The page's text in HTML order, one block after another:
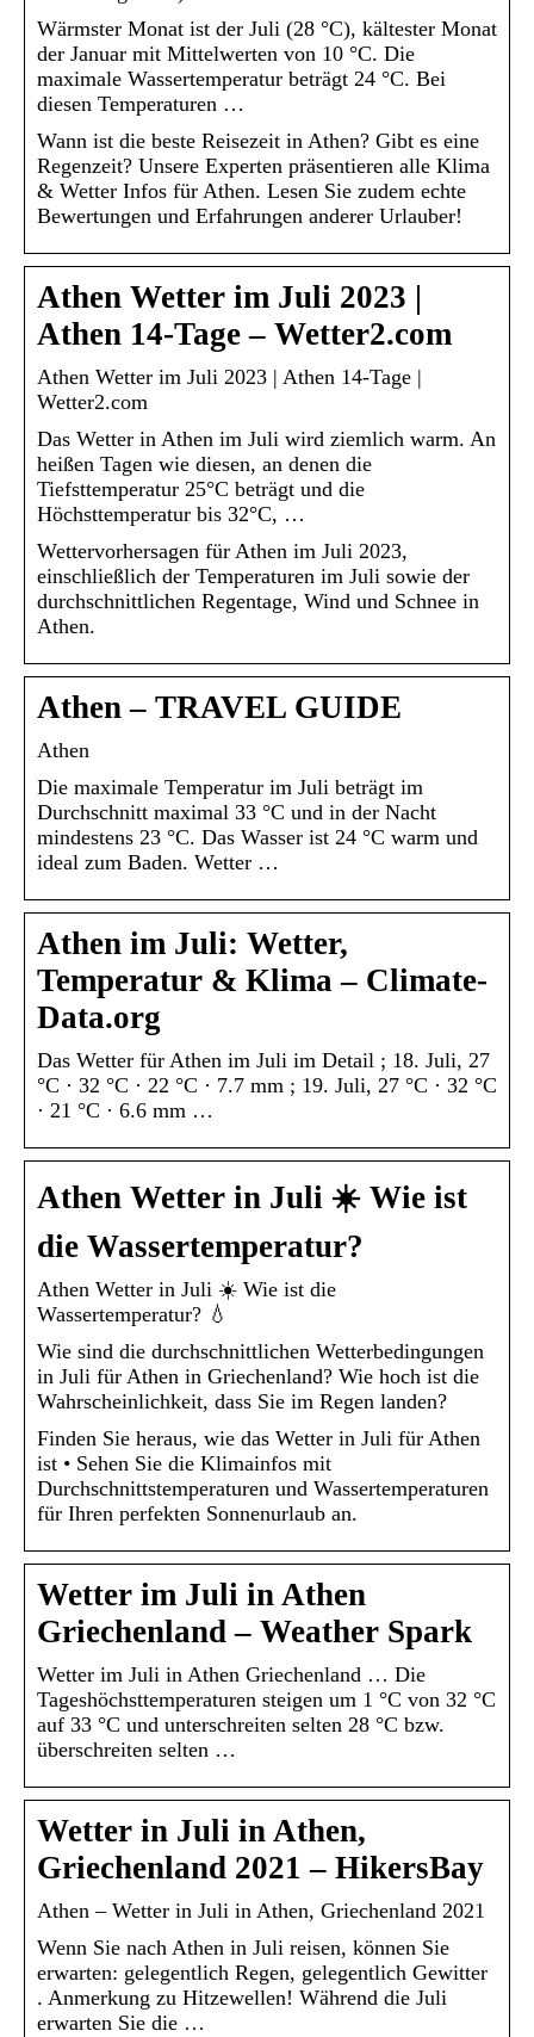
Wärmster Monat ist der Juli (28 °C), kältester Monat
der Januar mit Mittelwerten von 10 °C. Die
maximale Wassertemperatur beträgt 24 °C. Bei
diesen Temperaturen …
Wann ist die beste Reisezeit in Athen? Gibt es eine
Regenzeit? Unsere Experten präsentieren alle Klima
& Wetter Infos für Athen. Lesen Sie zudem echte
Bewertungen und Erfahrungen anderer Urlauber!
Athen Wetter im Juli 2023 |
Athen 14-Tage – Wetter2.com
Athen Wetter im Juli 2023 | Athen 14-Tage |
Wetter2.com
Das Wetter in Athen im Juli wird ziemlich warm. An
heißen Tagen wie diesen, an denen die
Tiefsttemperatur 25°C beträgt und die
Höchsttemperatur bis 32°C, …
Wettervorhersagen für Athen im Juli 2023,
einschließlich der Temperaturen im Juli sowie der
durchschnittlichen Regentage, Wind und Schnee in
Athen.
Athen – TRAVEL GUIDE
Athen
Die maximale Temperatur im Juli beträgt im
Durchschnitt maximal 33 °C und in der Nacht
mindestens 23 °C. Das Wasser ist 24 °C warm und
ideal zum Baden. Wetter …
Athen im Juli: Wetter,
Temperatur & Klima – Climate-
Data.org
Das Wetter für Athen im Juli im Detail ; 18. Juli, 27
°C · 32 °C · 22 °C · 7.7 mm ; 19. Juli, 27 °C · 32 °C
· 21 °C · 6.6 mm …
Athen Wetter in Juli ☀️ Wie ist
die Wassertemperatur?
Athen Wetter in Juli ☀️ Wie ist die
Wassertemperatur? 💧
Wie sind die durchschnittlichen Wetterbedingungen
in Juli für Athen in Griechenland? Wie hoch ist die
Wahrscheinlichkeit, dass Sie im Regen landen?
Finden Sie heraus, wie das Wetter in Juli für Athen
ist • Sehen Sie die Klimainfos mit
Durchschnittstemperaturen und Wassertemperaturen
für Ihren perfekten Sonnenurlaub an.
Wetter im Juli in Athen
Griechenland – Weather Spark
Wetter im Juli in Athen Griechenland … Die
Tageshöchsttemperaturen steigen um 1 °C von 32 °C
auf 33 °C und unterschreiten selten 28 °C bzw.
überschreiten selten …
Wetter in Juli in Athen,
Griechenland 2021 – HikersBay
Athen – Wetter in Juli in Athen, Griechenland 2021
Wenn Sie nach Athen in Juli reisen, können Sie
erwarten: gelegentlich Regen, gelegentlich Gewitter
. Anmerkung zu Hitzewellen! Während die Juli
erwarten Sie die …